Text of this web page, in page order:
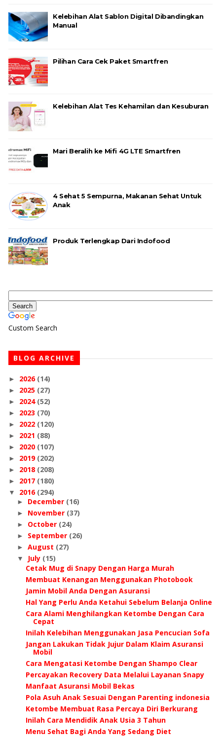
Kelebihan Alat Sablon Digital Dibandingkan
Manual
Pilihan Cara Cek Paket Smartfren
Kelebihan Alat Tes Kehamilan dan Kesuburan
Mari Beralih ke Mifi 4G LTE Smartfren
4 Sehat 5 Sempurna, Makanan Sehat Untuk
Anak
Produk Terlengkap Dari Indofood
Custom Search
BLOG ARCHIVE
► 2026 (14)
► 2025 (27)
► 2024 (52)
► 2023 (70)
► 2022 (120)
► 2021 (88)
► 2020 (107)
► 2019 (202)
► 2018 (208)
► 2017 (180)
▼ 2016 (294)
► December (16)
► November (37)
► October (24)
► September (26)
► August (27)
▼ July (15)
Cetak Mug di Snapy Dengan Harga Murah
Membuat Kenangan Menggunakan Photobook
Jamin Mobil Anda Dengan Asuransi
Hal Yang Perlu Anda Ketahui Sebelum Belanja Online
Cara Alami Menghilangkan Ketombe Dengan Cara
Cepat
Inilah Kelebihan Menggunakan Jasa Pencucian Sofa
Jangan Lakukan Tidak Jujur Dalam Klaim Asuransi
Mobil
Cara Mengatasi Ketombe Dengan Shampo Clear
Percayakan Recovery Data Melalui Layanan Snapy
Manfaat Asuransi Mobil Bekas
Pola Asuh Anak Sesuai Dengan Parenting indonesia
Ketombe Membuat Rasa Percaya Diri Berkurang
Inilah Cara Mendidik Anak Usia 3 Tahun
Menu Sehat Bagi Anda Yang Sedang Diet